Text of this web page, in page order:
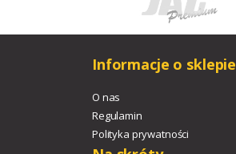
Informacje o sklepie
O nas
Regulamin
Polityka prywatności